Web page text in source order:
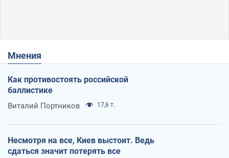
Мнения
Как противостоять российской
баллистике
Виталий Портников 17,6 т.
Несмотря на все, Киев выстоит. Ведь
сдаться значит потерять все